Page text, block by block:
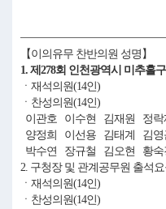
【이의유무 찬반의원 성명】
1. 제278회 인천광역시 미추홀
ㆍ재석의원(14인)
ㆍ찬성의원(14인)
이관호 이수현 김재원 정락
양정희 이선용 김태계 김
박수연 장규철 김오현 황숙
2. 구청장 및 관계공무원 출석
ㆍ재석의원(14인)
ㆍ찬성의원(14인)